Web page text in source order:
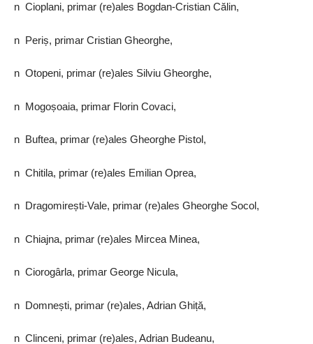
n Cioplani, primar (re)ales Bogdan-Cristian Călin,
n Periș, primar Cristian Gheorghe,
n Otopeni, primar (re)ales Silviu Gheorghe,
n Mogoșoaia, primar Florin Covaci,
n Buftea, primar (re)ales Gheorghe Pistol,
n Chitila, primar (re)ales Emilian Oprea,
n Dragomirești-Vale, primar (re)ales Gheorghe ­Socol,
n Chiajna, primar (re)ales Mircea Minea,
n Ciorogârla, primar George Nicula,
n Domnești, primar (re)ales, Adrian Ghiță,
n Clinceni, primar (re)ales, Adrian Budeanu,